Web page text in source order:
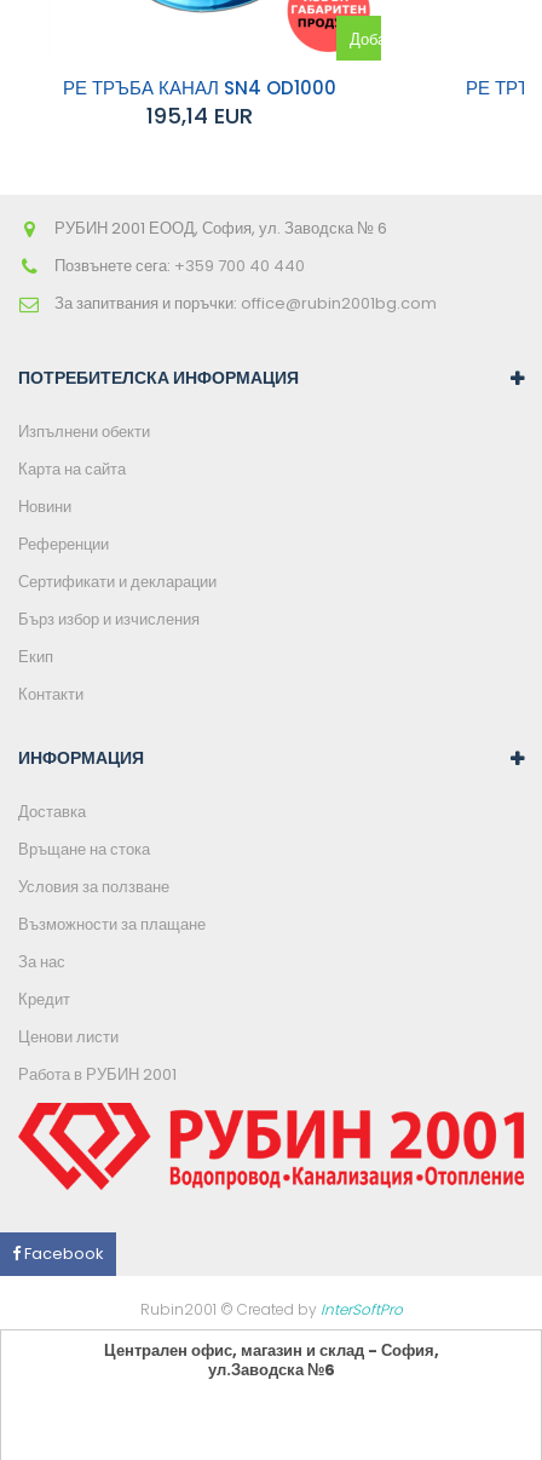
Добавяне
РЕ ТРЪБА КАНАЛ SN4 OD1000
195,14 EUR
РЕ
РУБИН 2001 ЕООД, София, ул. Заводска № 6
Позвънете сега: +359 700 40 440
За запитвания и поръчки: office@rubin2001bg.com
ПОТРЕБИТЕЛСКА ИНФОРМАЦИЯ
Изпълнени обекти
Карта на сайта
Новини
Референции
Сертификати и декларации
Бърз избор и изчисления
Екип
Контакти
ИНФОРМАЦИЯ
Доставка
Връщане на стока
Условия за ползване
Възможности за плащане
За нас
Кредит
Ценови листи
Работа в РУБИН 2001
Facebook
Rubin2001 © Created by InterSoftPro
Централен офис, магазин и склад - София,
ул.Заводска №6